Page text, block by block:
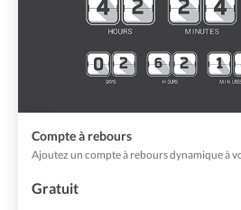
Compte à rebours
Ajoutez un compte à rebours dynamique à
Gratuit